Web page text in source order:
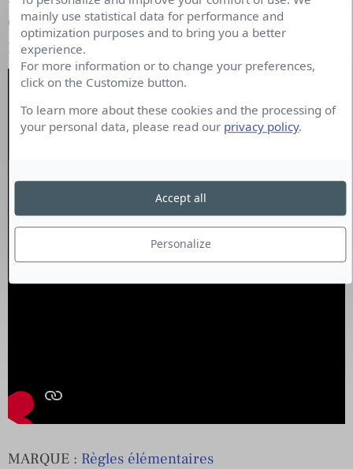
ou payer leurs factures et acheter les protections
périodiques dont elles ont besoin.
MARQUE : Règles élémentaires
mainly use statistical data for performance and
optimization purposes and to bring you a better
experience.
For more information or to change your preferences,
click on the Customize button.
To learn more about these cookies and the processing of
your personal data, please read our privacy policy.
Personalize
Accept all